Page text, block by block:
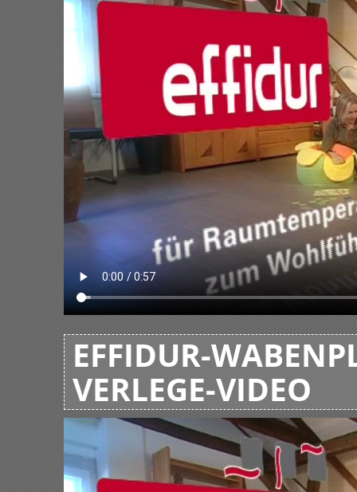
EFFIDUR-
VERLEGE-VIDEO